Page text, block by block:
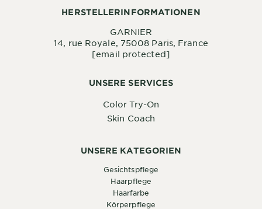
UNSERE SERVICES
Color Try-On
Skin Coach
UNSERE KATEGORIEN
Gesichtspflege
Haarpflege
Haarfarbe
Körperpflege
HERSTELLERINFORMATIONEN
GARNIER
14, rue Royale, 75008 Paris, France
[email protected]